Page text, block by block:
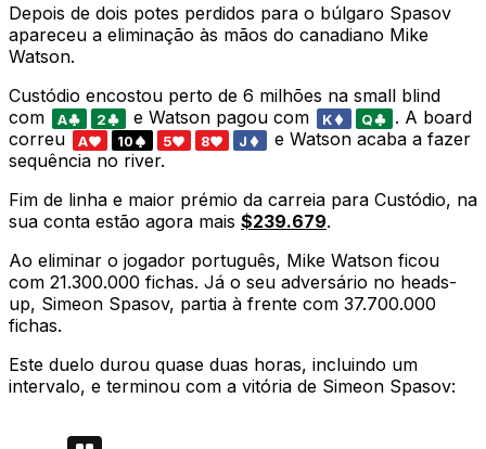
Depois de dois potes perdidos para o búlgaro Spasov
apareceu a eliminação às mãos do canadiano Mike
Watson.
Custódio encostou perto de 6 milhões na small blind
com
A 2 e Watson pagou com K Q
. A board
correu
A 10 5 8 J
e Watson acaba a fazer
sequência no river.
Fim de linha e maior prémio da carreia para Custódio, na
sua conta estão agora mais $239.679.
Ao eliminar o jogador português, Mike Watson ficou
com 21.300.000 fichas. Já o seu adversário no heads-
up, Simeon Spasov, partia à frente com 37.700.000
fichas.
Este duelo durou quase duas horas, incluindo um
intervalo, e terminou com a vitória de Simeon Spasov: